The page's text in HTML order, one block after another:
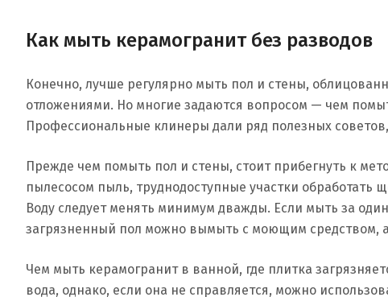
Как мыть керамогранит без разводов
Конечно, лучше регулярно мыть пол и стены,
отложениями. Но многие задаются вопросом — чем
Профессиональные клинеры дали ряд полезных
Прежде чем помыть пол и стены, стоит прибегнуть к
пылесосом пыль, труднодоступные участки обработать
Воду следует менять минимум дважды. Если мыть за
загрязненный пол можно вымыть с моющим средством,
Чем мыть керамогранит в ванной, где плитка
вода, однако, если она не справляется, можно